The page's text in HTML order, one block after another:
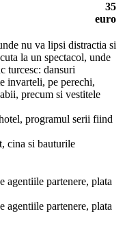
35
euro
nu va lipsi distractia si
la un spectacol, unde
turcesc: dansuri
invarteli, pe perechi,
precum si vestitele
programul serii fiind
cina si bauturile
agentiile partenere, plata
agentiile partenere, plata